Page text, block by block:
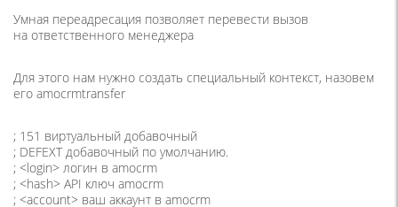
Умная переадресация позволяет перевести вызов
на ответственного менеджера
Для этого нам нужно создать специальный контекст, назовем
его amocrmtransfer
; 151 виртуальный добавочный
; DEFEXT добавочный по умолчанию.
; <login> логин в amocrm
; <hash> API ключ amocrm
; <account> ваш аккаунт в amocrm